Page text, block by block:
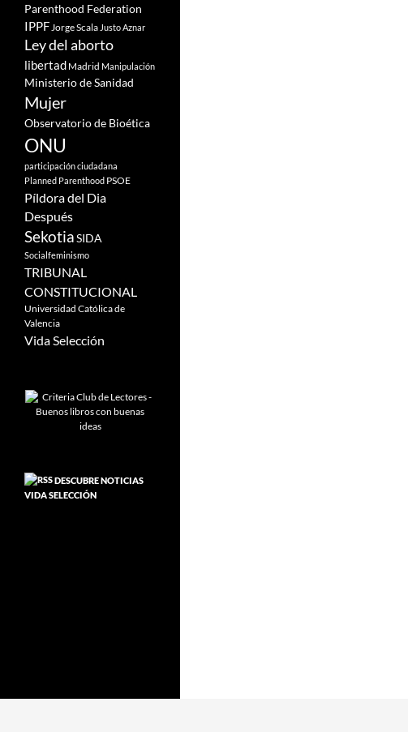
Parenthood Federation
IPPFJorge Scala Justo Aznar
Ley del aborto
libertad Madrid Manipulación
Ministerio de Sanidad
Mujer
Observatorio de Bioética
ONU
participación ciudadana
Planned Parenthood PSOE
Píldora del Dia
Después
SekotiaSIDA
Socialfeminismo
TRIBUNAL
CONSTITUCIONAL
Universidad Católica de
Valencia
Vida Selección
DESCUBRE NOTICIAS
VIDA SELECCIÓN